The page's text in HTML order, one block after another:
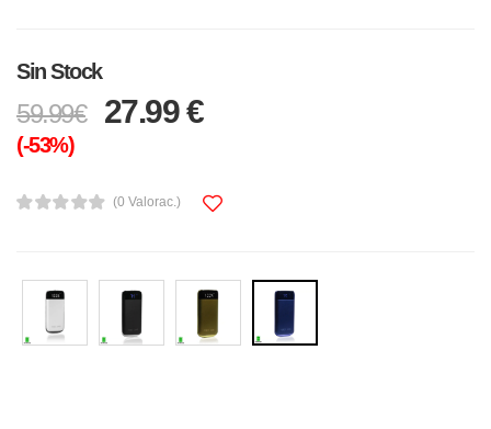
Sin Stock
59.99€ 27.99 €
(-53%)
(0 Valorac.)